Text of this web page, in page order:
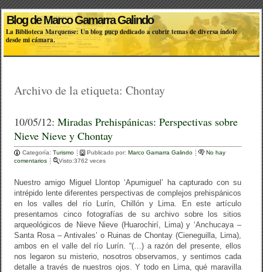
Blog de Marco Gamarra Galindo
La Biblioteca Marquense: Un blog pucp dedicado a cubrir temas de diversa índole
desde mi cámara.
Archivo de la etiqueta:Chontay
10/05/12:Miradas Prehispánicas: Perspectivas sobre
Nieve Nieve y Chontay
Categoría:Turismo Publicado por:Marco Gamarra Galindo
No hay
comentarios
Visto:3762 veces
Nuestro amigo Miguel Llontop ‘Apumiguel’ ha capturado con su
intrépido lente diferentes perspectivas de complejos prehispánicos
en los valles del río Lurín, Chillón y Lima. En este artículo
presentamos cinco fotografías de su archivo sobre los sitios
arqueológicos de Nieve Nieve (Huarochirí, Lima) y ‘Anchucaya –
Santa Rosa – Antivales’ o Ruinas de Chontay (Cieneguilla, Lima),
ambos en el valle del río Lurín. “(…) a razón del presente, ellos
nos legaron su misterio, nosotros observamos, y sentimos cada
detalle a través de nuestros ojos. Y todo en Lima, qué maravilla